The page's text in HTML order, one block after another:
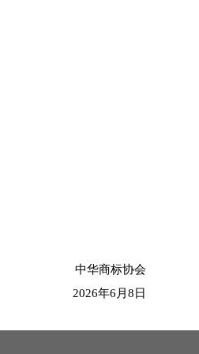
协会
2026年6月8日